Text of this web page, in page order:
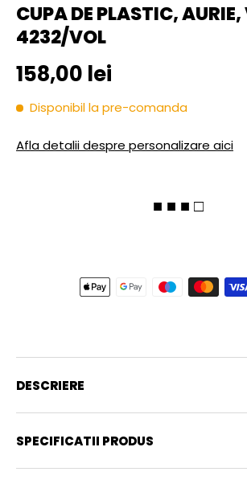
CUPA DE PLASTIC, AURIE,
4232/VOL
Pret initial
158,00 lei
Disponibil la pre-comanda
Afla detalii despre personalizare aici
■ ■ ■ □
DESCRIERE
SPECIFICATII PRODUS